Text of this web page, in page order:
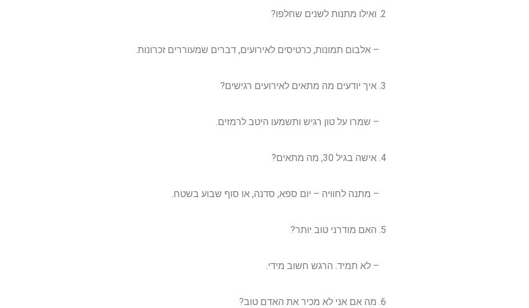
2. ואילו מתנות לשנים שחלפו?
– אלבום תמונות, כרטיסים לאירועים, דברים שמעוררים זכרונות.
3. איך יודעים מה מתאים לאירועים רגישים?
– שמרו על טון רגיש ותשמעו היטב לרמזים.
4. אישה בגיל 30, מה מתאים?
– מתנה לחוויה – יום ספא, סדנה, או סוף שבוע בשטח.
5. האם מודרני טוב יותר?
– לא תמיד. הרגש חשוב מידי.
6. מה אם אני לא מכיר את האדם טוב?